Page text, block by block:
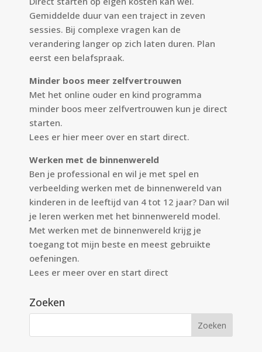
Gemiddelde duur van een traject in zeven
sessies. Bij complexe vragen kan de
verandering langer op zich laten duren. Plan
eerst een belafspraak.
Minder boos meer zelfvertrouwen
Met het online ouder en kind programma
minder boos meer zelfvertrouwen kun je direct
starten.
Lees er hier meer over en start direct.
Werken met de binnenwereld
Ben je professional en wil je met spel en
verbeelding werken met de binnenwereld van
kinderen in de leeftijd van 4 tot 12 jaar? Dan wil
je leren werken met het binnenwereld model.
Met werken met de binnenwereld krijg je
toegang tot mijn beste en meest gebruikte
oefeningen.
Lees er meer over en start direct
Zoeken